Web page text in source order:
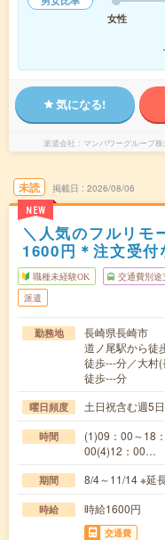
女性
気になる!
派遣会社 マンパワーグループ
未読
NEW
掲載日 2026/08/06
＼人気のフルリモ
1600円＊注文受
職種未経験OK 交通費別途
派遣
勤務地
長崎県長崎市
道ノ尾駅から徒
徒歩---分／大村
徒歩---分
曜日頻度 土日祝含む週5
時間
(1)09：00～18
00(4)12：00…
期間 8/4～11/14 ※延
時給 時給1600円
交通費